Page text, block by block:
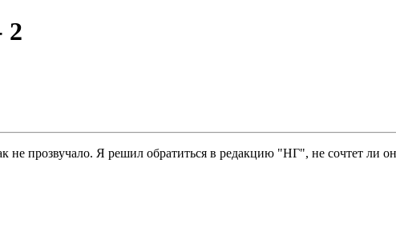
2
прозвучало. Я решил обратиться в редакцию "НГ", не сочтет ли